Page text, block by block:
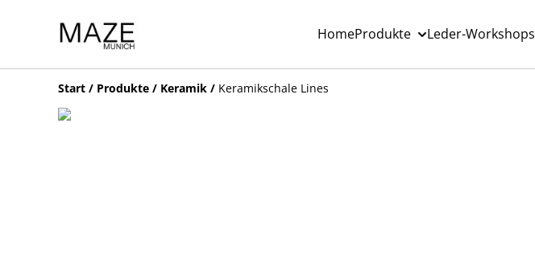
HomeProdukte Leder-Workshops
Start / Produkte / Keramik / Keramikschale Lines